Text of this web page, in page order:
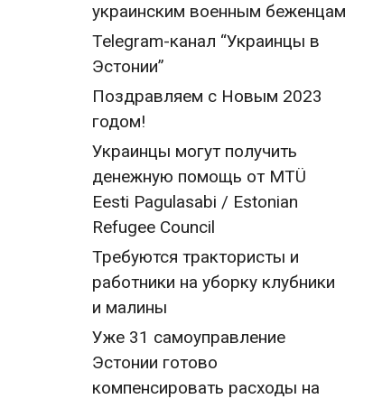
украинским военным беженцам
Telegram-канал “Украинцы в
Эстонии”
Поздравляем с Новым 2023
годом!
Украинцы могут получить
денежную помощь от MTÜ
Eesti Pagulasabi / Estonian
Refugee Council
Требуются трактористы и
работники на уборку клубники
и малины
Уже 31 самоуправление
Эстонии готово
компенсировать расходы на